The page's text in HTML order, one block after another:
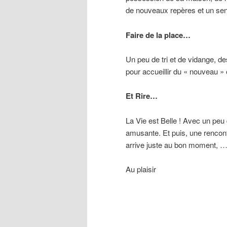
de nouveaux repères et un
Faire de la place…
Un peu de tri et de vidange,
pour accueillir du « nouveau
Et Rire…
La Vie est Belle ! Avec un
amusante. Et puis, une
arrive juste au bon moment,
Au plaisir